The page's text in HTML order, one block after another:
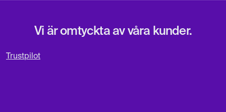
Vi är omtyckta av våra kunder.
Trustpilot